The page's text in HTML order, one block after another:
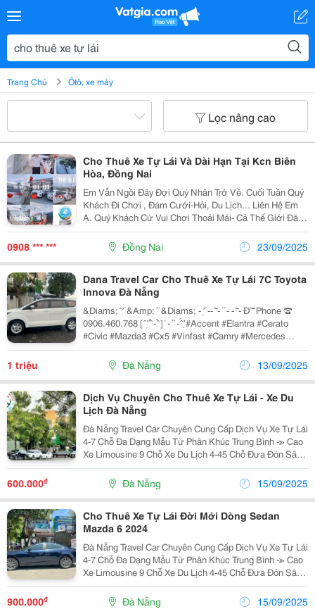
Trang Chủ Ôtô, xe máy
Lọc nâng cao
Cho Thuê Xe Tự Lái Và Dài Hạn Tại Kcn Biên
Hòa, Đồng Nai
Em Vẫn Ngồi Đây Đợi Quý Nhân Trở Về. Cuối Tuần Quý
Khách Đi Chơi , Đám Cưới-Hỏi, Du Lịch... Liên Hệ Em
Ạ. Quý Khách Cứ Vui Chơi Thoải Mái- Cả Thế Giới Đã
Có Dvdl.thái Thịnh Lo.&Zwj;✈️&Hearts;️ Bên Em Chuyên
Các Dòng Xe: 4-7-16...45Chỗ Cho Thuê Xe Có...
0908 *** *** Đồng Nai 23/09/2025
Dana Travel Car Cho Thuê Xe Tự Lái 7C Toyota
Innova Đà Nẵng
&Diams;️ ̂ ̛̣ ́ &Amp; ́ ́ &Diams;️ - ̛̣ ́ -- ̂̃ - ́ ́ - - ̂̃ - Đ́ ̂̃ ̂ Phone ☎
0906.460.768 [ ̂ ̛̣ ́ ̂̉ - ̂̉ ] ̀ - ̉ ́ - ̂́ ̛̛̣ #Accent #Elantra #Cerato
#Civic #Mazda3 #Cx5 #Vinfast #Camry #Mercedes
#Innova #Xpander #Santafe...
1 triệu Đà Nẵng 13/09/2025
Dịch Vụ Chuyên Cho Thuê Xe Tự Lái - Xe Du
Lịch Đà Nẵng
Đà Nẵng Travel Car Chuyên Cung Cấp Dịch Vụ Xe Tự Lái
4-7 Chỗ Đa Dạng Mẫu Từ Phân Khúc Trung Bình -≫ Cao
Xe Limousine 9 Chỗ Xe Du Lịch 4-45 Chỗ Đưa Đón Sân
Bay. Nhận Hợp Đồng Đi Tour. Thuê Xe Đi Công Tác Theo
Ngày Hoặc Tháng Nhận Chạy...
600.000₫ Đà Nẵng 15/09/2025
Cho Thuê Xe Tự Lái Đời Mới Dòng Sedan
Mazda 6 2024
Đà Nẵng Travel Car Chuyên Cung Cấp Dịch Vụ Xe Tự Lái
4-7 Chỗ Đa Dạng Mẫu Từ Phân Khúc Trung Bình -≫ Cao
Xe Limousine 9 Chỗ Xe Du Lịch 4-45 Chỗ Đưa Đón Sân
Bay. Nhận Hợp Đồng Đi Tour. Thuê Xe Đi Công Tác Theo
Ngày Hoặc Tháng Nhận Chạy...
900.000₫ Đà Nẵng 15/09/2025